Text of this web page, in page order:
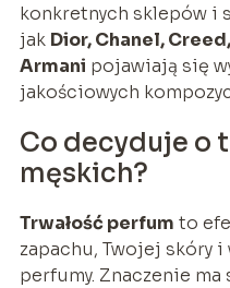
konkretnych sklepów i
jak Dior, Chanel,
Armani pojawiają się
jakościowych
Co decyduje o
męskich?
Trwałość perfum to
zapachu, Twojej skóry
perfumy. Znaczenie